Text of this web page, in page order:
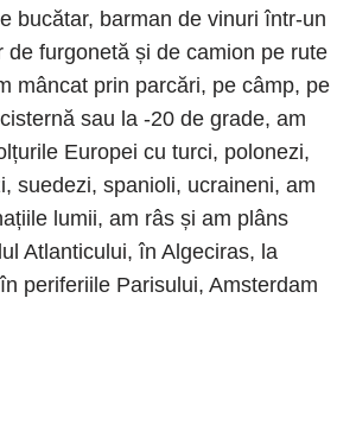
bucătar, barman de vinuri într-un
de furgonetă și de camion pe rute
mâncat prin parcări, pe câmp, pe
sau la -20 de grade, am
Europei cu turci, polonezi,
suedezi, spanioli, ucraineni, am
lumii, am râs și am plâns
Atlanticului, în Algeciras, la
periferiile Parisului, Amsterdam